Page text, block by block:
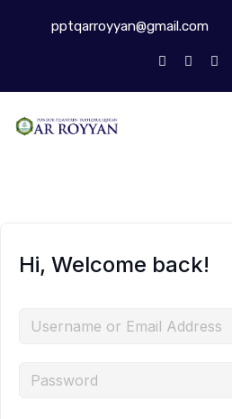
pptqarroyyan@gmail.com
Hi, Welcome back!